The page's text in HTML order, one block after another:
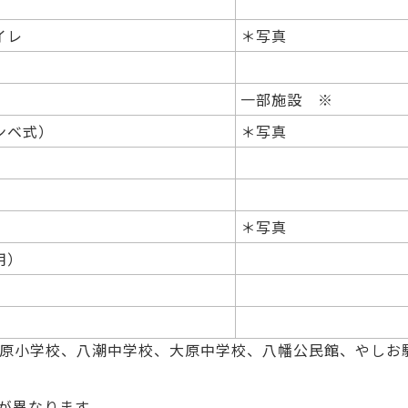
レ ＊写真
一部施設 ※
ベ式）
＊写真
＊写真
学校、八潮中学校、大原中学校、八幡公民館、やしお